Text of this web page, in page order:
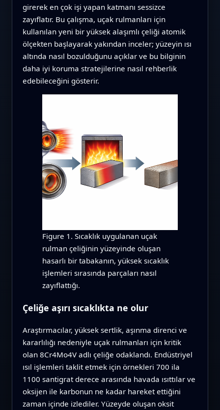
girerek en çok işi yapan katmanı sessizce
zayıflatır. Bu çalışma, uçak rulmanları için
kullanılan yeni bir yüksek alaşımlı çeliği atomik
ölçekten başlayarak yakından inceler; yüzeyin ısı
altında nasıl bozulduğunu açıklar ve bu bilginin
daha iyi koruma stratejilerine nasıl rehberlik
edebileceğini gösterir.
Figure 1. Sıcaklık uygulanan uçak
rulman çeliğinin yüzeyinde oluşan
hasarlı bir tabakanın, yüksek sıcaklık
işlemleri sırasında parçaları nasıl
zayıflattığı.
Çeliğe aşırı sıcaklıkta ne olur
Araştırmacılar, yüksek sertlik, aşınma direnci ve
kararlılığı nedeniyle uçak rulmanları için kritik
olan 8Cr4Mo4V adlı çeliğe odaklandı. Endüstriyel
ısıl işlemleri taklit etmek için örnekleri 700 ila
1100 santigrat derece arasında havada ısıttılar ve
oksijen ile karbonun ne kadar hareket ettiğini
zaman içinde izlediler. Yüzeyde oluşan oksit